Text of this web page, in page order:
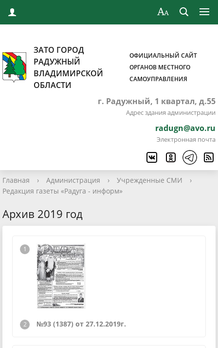
ЗАТО ГОРОД
РАДУЖНЫЙ
ВЛАДИМИРСКОЙ
ОБЛАСТИ
ОФИЦИАЛЬНЫЙ САЙТ
ОРГАНОВ МЕСТНОГО
САМОУПРАВЛЕНИЯ
г. Радужный, 1 квартал, д.55
Адрес здания администрации
radugn@avo.ru
Электронная почта
Главная › Администрация › Учрежденные СМИ
›
Редакция газеты «Радуга - информ»
Архив 2019 год
№93 (1387) от 27.12.2019г.